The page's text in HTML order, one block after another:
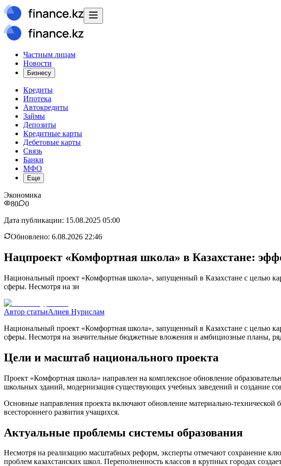
Частным лицам
Новости
Бизнесу
Кредиты
Ипотека
Автокредиты
Займы
Депозиты
Кредитные карты
Дебетовые карты
Связь
Банки
МФО
Еще
Экономика
80
0
Дата публикации: 15.08.2025 05:00
Обновлено: 6.08.2026 22:46
Нацпроект «Комфортная школа» в Казахстане:
Национальный проект «Комфортная школа», запущенный в Казахстане с целью
сферы. Несмотря на зн
Автор статьиАлиев Нурислам
Национальный проект «Комфортная школа», запущенный в Казахстане с целью
сферы. Несмотря на значительные бюджетные вложения и амбициозные планы,
Цели и масштаб национального проекта
Проект «Комфортная школа» направлен на комплексное обновление
школьных зданий, модернизация существующих учебных заведений и создание
Основные направления проекта включают обновление материально-
всестороннего развития учащихся.
Актуальные проблемы системы образования
Несмотря на реализацию масштабных реформ, эксперты отмечают сохранение
проблем казахстанских школ. Переполненность классов в крупных городах